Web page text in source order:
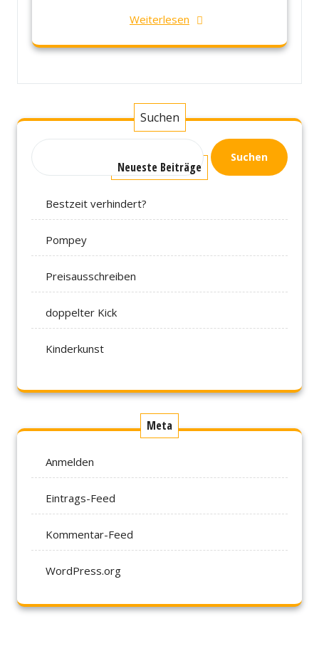
Weiterlesen
Suchen
Suchen
Neueste Beiträge
Bestzeit verhindert?
Pompey
Preisausschreiben
doppelter Kick
Kinderkunst
Meta
Anmelden
Eintrags-Feed
Kommentar-Feed
WordPress.org